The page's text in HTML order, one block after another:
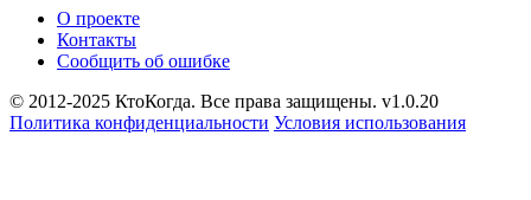
О проекте
Контакты
Сообщить об ошибке
© 2012-2025 КтоКогда. Все права защищены. v1.0.20
Политика конфиденциальности Условия использования